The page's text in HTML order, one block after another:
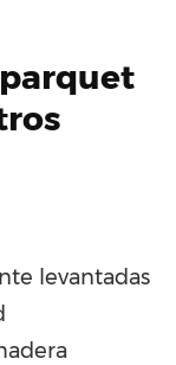
levantadas